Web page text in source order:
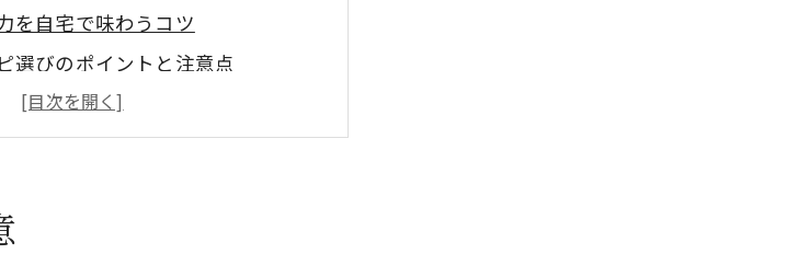
を自宅で味わうコツ
選びのポイントと注意点
最大限に引き出す方法
家族団らんを楽しむ秘訣
の違いを徹底解説